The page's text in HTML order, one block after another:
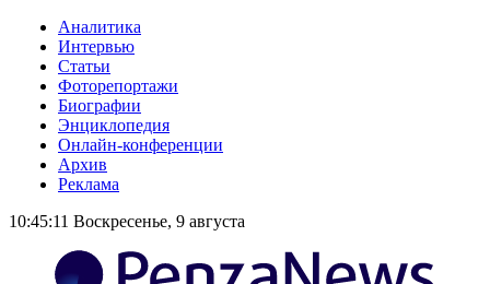
Аналитика
Интервью
Статьи
Фоторепортажи
Биографии
Энциклопедия
Онлайн-конференции
Архив
Реклама
10:45:12 Воскресенье, 9 августа